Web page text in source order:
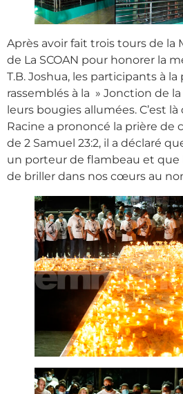
Après avoir fait trois tours de la
de La SCOAN pour honorer la
T.B. Joshua, les participants à
rassemblés à la » Jonction de
leurs bougies allumées. C’est
Racine a prononcé la prière de
de 2 Samuel 23:2, il a déclaré
un porteur de flambeau et
de briller dans nos cœurs au